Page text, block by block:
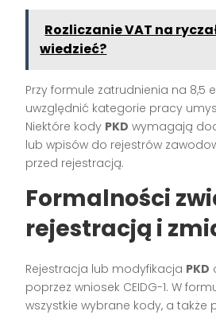
Rozliczanie VAT na
wiedzieć?
Przy formule zatrudnienia na 8,5
uwzględnić kategorie pracy
Niektóre kody PKD wymagają
lub wpisów do rejestrów
przed rejestracją.
Formalności
rejestracją i
Rejestracja lub modyfikacja PKD
poprzez wniosek CEIDG-1. W
wszystkie wybrane kody, a także